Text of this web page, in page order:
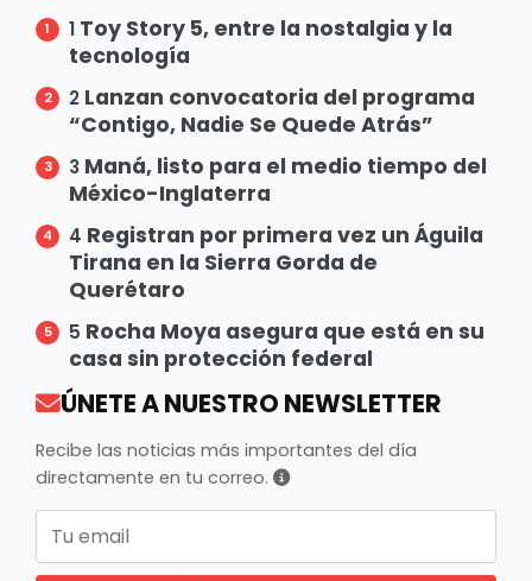
1 Toy Story 5, entre la nostalgia y la
tecnología
2 Lanzan convocatoria del programa
“Contigo, Nadie Se Quede Atrás”
3 Maná, listo para el medio tiempo del
México-Inglaterra
4 Registran por primera vez un Águila
Tirana en la Sierra Gorda de
Querétaro
5 Rocha Moya asegura que está en su
casa sin protección federal
ÚNETE A NUESTRO NEWSLETTER
Recibe las noticias más importantes del día
directamente en tu correo.
Correo electrónico